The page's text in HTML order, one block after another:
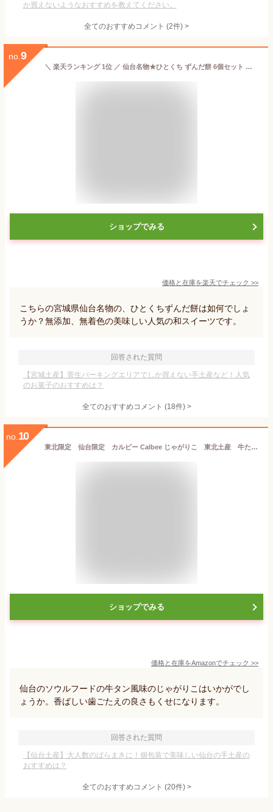
か買えないようなおすすめを教えてください。
全てのおすすめコメント (2件) >
no. 9
＼ 楽天ランキング 1位 ／ 仙台名物★ひとくち ずんだ餅 6個セット 送料無料 (※離島除く) ずんだもち お取り寄せ スイーツ 冷凍菓子 お土産 一口 おもち スイーツセット 一口サイズ 冷凍スイーツ 冷凍和菓子 お配り お菓子 ギフト 5000円以下 プレゼント 絶品 宮城 東北
ショップでみる
価格と在庫を楽天でチェック >>
こちらの宮城県仙台名物の、ひとくちずんだ餅は如何でしょ
うか？無添加、無着色の美味しい人気の和スイーツです。
回答された質問
【宮城土産】菅生パーキングエリアでしか買えない手土産など！人気
のお菓子のおすすめは？
全てのおすすめコメント (18件) >
no. 10
東北限定 仙台限定 カルビー Calbee じゃがりこ 東北土産 牛たん味 食べ出したらキリンがないんだべ 香ばしく焼き上げた、牛たんの旨み 牛たん味フレーク スナック菓子 160g (20gx8袋）牛たん 牛タン
ショップでみる
価格と在庫をAmazonでチェック >>
仙台のソウルフードの牛タン風味のじゃがりこはいかがでし
ょうか。香ばしい歯ごたえの良さもくせになります。
回答された質問
【仙台土産】大人数のばらまきに！個包装で美味しい仙台の手土産の
おすすめは？
全てのおすすめコメント (20件) >